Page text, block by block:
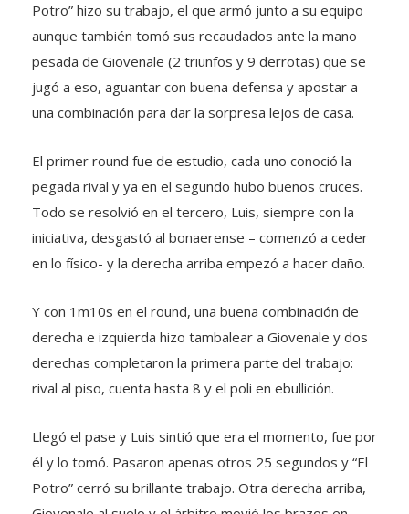
Potro” hizo su trabajo, el que armó junto a su equipo
aunque también tomó sus recaudados ante la mano
pesada de Giovenale (2 triunfos y 9 derrotas) que se
jugó a eso, aguantar con buena defensa y apostar a
una combinación para dar la sorpresa lejos de casa.
El primer round fue de estudio, cada uno conoció la
pegada rival y ya en el segundo hubo buenos cruces.
Todo se resolvió en el tercero, Luis, siempre con la
iniciativa, desgastó al bonaerense – comenzó a ceder
en lo físico- y la derecha arriba empezó a hacer daño.
Y con 1m10s en el round, una buena combinación de
derecha e izquierda hizo tambalear a Giovenale y dos
derechas completaron la primera parte del trabajo:
rival al piso, cuenta hasta 8 y el poli en ebullición.
Llegó el pase y Luis sintió que era el momento, fue por
él y lo tomó. Pasaron apenas otros 25 segundos y “El
Potro” cerró su brillante trabajo. Otra derecha arriba,